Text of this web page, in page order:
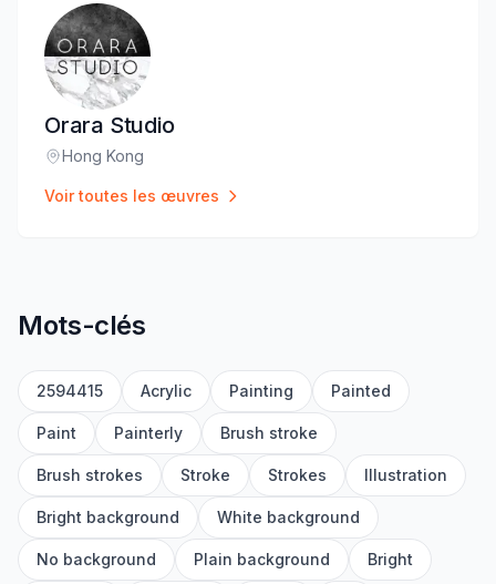
Orara Studio
Lieu:
Hong Kong
Voir toutes les œuvres
Mots-clés
2594415 Acrylic Painting Painted
Paint Painterly Brush stroke
Brush strokes Stroke Strokes Illustration
Bright background White background
No background Plain background Bright